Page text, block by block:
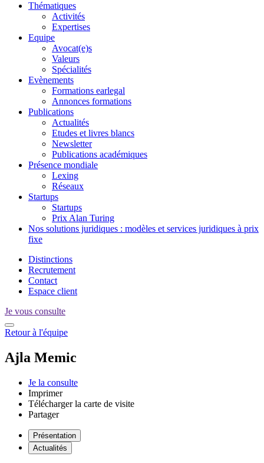
Thématiques
Activités
Expertises
Equipe
Avocat(e)s
Valeurs
Spécialités
Evènements
Formations earlegal
Annonces formations
Publications
Actualités
Etudes et livres blancs
Newsletter
Publications académiques
Présence mondiale
Lexing
Réseaux
Startups
Startups
Prix Alan Turing
Nos solutions juridiques : modèles et services juridiques à prix
fixe
Distinctions
Recrutement
Contact
Espace client
Je vous consulte
Retour à l'équipe
Ajla Memic
Je la consulte
Imprimer
Télécharger la carte de visite
Partager
Présentation
Actualités